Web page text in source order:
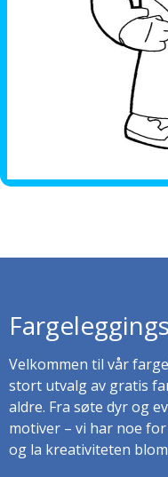
Velkommen til vår
stort utvalg av gratis
aldre. Fra søte dyr og
motiver – vi har noe
og la kreativiteten